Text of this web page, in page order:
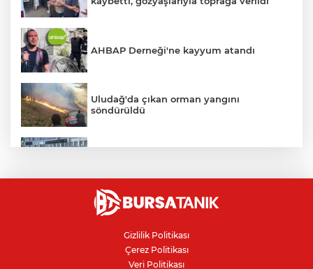
AHBAP Derneği'ne kayyum atandı
Uludağ'da çıkan orman yangını
söndürüldü
Avcılar Belediye Başkanı hakkında
tahliye kararı
Bursa'da yolcu otobüsünün çarptığı
Gizlilik Politikası
Çerez Politikası
Veri Politikası